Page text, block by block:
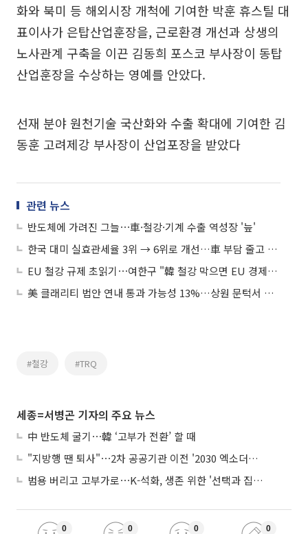
화와 북미 등 해외시장 개척에 기여한 박훈 휴스틸 대
표이사가 은탑산업훈장을, 근로환경 개선과 상생의
노사관계 구축을 이끈 김동희 포스코 부사장이 동탑
산업훈장을 수상하는 영예를 안았다.
선재 분야 원천기술 국산화와 수출 확대에 기여한 김
동훈 고려제강 부사장이 산업포장을 받았다
관련 뉴스
반도체에 가려진 그늘⋯車·철강·기계 수출 역성장 '늪'
한국 대미 실효관세율 3위 → 6위로 개선…車 부담 줄고 철강은 악화
EU 철강 규제 초읽기⋯여한구 "韓 철강 막으면 EU 경제도 타격"
美 클래리티 법안 연내 통과 가능성 13%…상원 문턱서 제동
#철강 #TRQ
세종=서병곤 기자의 주요 뉴스
中 반도체 굴기⋯韓 ‘고부가 전환’ 할 때
"지방행 땐 퇴사"⋯2차 공공기관 이전 '2030 엑소더스' 뇌관
범용 버리고 고부가로⋯K-석화, 생존 위한 '선택과 집중'
0 0 0 0